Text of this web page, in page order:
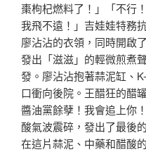
棗枸杞燃料了！」「不行
我飛不遠！」吉娃娃特務
廖沾沾的衣領，同時開啟
發出「滋滋」的輕微煎煮
發。廖沾沾抱著蒜泥缸、
口衝向後院。王醋狂的醋
醬油黨餘孽！我會追上你
酸氣波震碎，發出了最後
在這片蒜泥、中藥和醋酸